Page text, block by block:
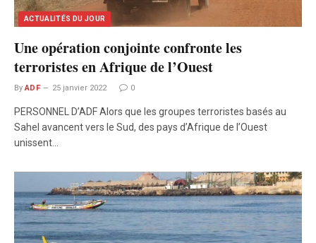
ACTUALITÉS DU JOUR
Une opération conjointe confronte les
terroristes en Afrique de l’Ouest
By ADF 25 janvier 2022 0
PERSONNEL D’ADF Alors que les groupes terroristes basés au
Sahel avancent vers le Sud, des pays d’Afrique de l’Ouest
unissent…